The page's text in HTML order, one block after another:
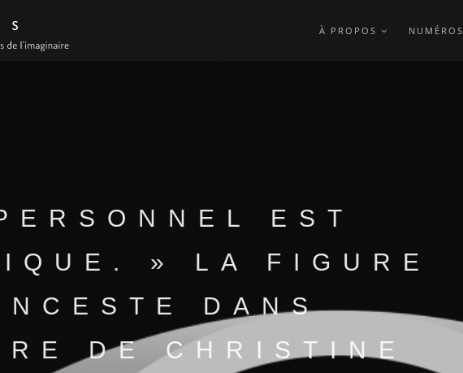
À PROPOS NUMÉROS
EST
» LA FIGURE
DANS
DE CHRISTINE